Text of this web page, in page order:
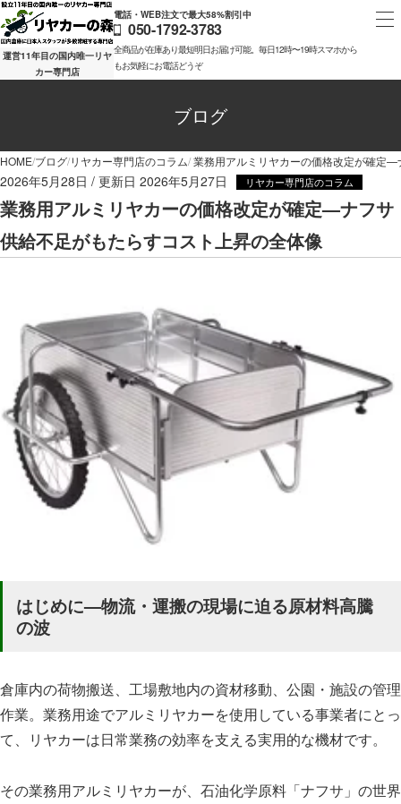
運営11年目の国内唯一リヤ
カー専門店
電話・WEB注文で最大58%割引中
050-1792-3783
全商品が在庫あり最短明日お届け可能。毎日12時〜19時スマホから
もお気軽にお電話どうぞ
ブログ
HOMEブログリヤカー専門店のコラム 業務用アルミリヤカーの価格改定が確定—
2026年5月28日 2026年5月27日 リヤカー専門店のコラム
業務用アルミリヤカーの価格改定が確定—ナフサ
供給不足がもたらすコスト上昇の全体像
はじめに—物流・運搬の現場に迫る原材料高騰
の波
倉庫内の荷物搬送、工場敷地内の資材移動、公園・施設の管理
作業。業務用途でアルミリヤカーを使用している事業者にとっ
て、リヤカーは日常業務の効率を支える実用的な機材です。
その業務用アルミリヤカーが、石油化学原料「ナフサ」の世界